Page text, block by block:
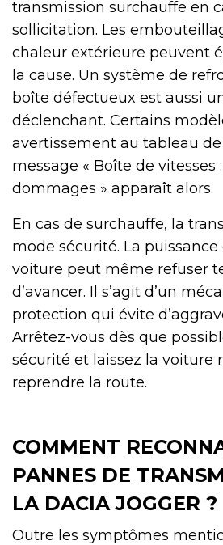
transmission surchauffe en
sollicitation. Les
chaleur extérieure peuvent
la cause. Un système de
boîte défectueux est aussi
déclenchant. Certains
avertissement au tableau de
message « Boîte de vitesses
dommages » apparaît alors.
En cas de surchauffe, la
mode sécurité. La puissance
voiture peut même refuser
d’avancer. Il s’agit d’un
protection qui évite
Arrêtez-vous dès que
sécurité et laissez la voiture
reprendre la route.
COMMENT
PANNES DE
LA DACIA JOGGER ?
Outre les symptômes